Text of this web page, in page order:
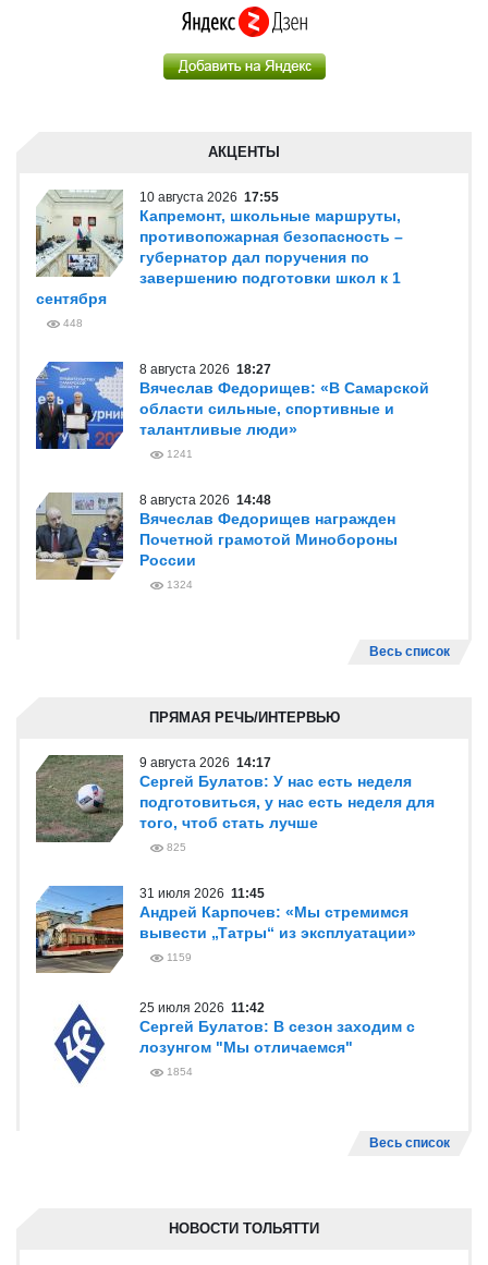
АКЦЕНТЫ
10 августа 2026 17:55
Капремонт, школьные маршруты,
противопожарная безопасность –
губернатор дал поручения по
завершению подготовки школ к 1
сентября
448
8 августа 2026 18:27
Вячеслав Федорищев: «В Самарской
области сильные, спортивные и
талантливые люди»
1241
8 августа 2026 14:48
Вячеслав Федорищев награжден
Почетной грамотой Минобороны
России
1324
Весь список
ПРЯМАЯ РЕЧЬ/ИНТЕРВЬЮ
9 августа 2026 14:17
Сергей Булатов: У нас есть неделя
подготовиться, у нас есть неделя для
того, чтоб стать лучше
825
31 июля 2026 11:45
Андрей Карпочев: «Мы стремимся
вывести „Татры“ из эксплуатации»
1159
25 июля 2026 11:42
Сергей Булатов: В сезон заходим с
лозунгом "Мы отличаемся"
1854
Весь список
НОВОСТИ ТОЛЬЯТТИ